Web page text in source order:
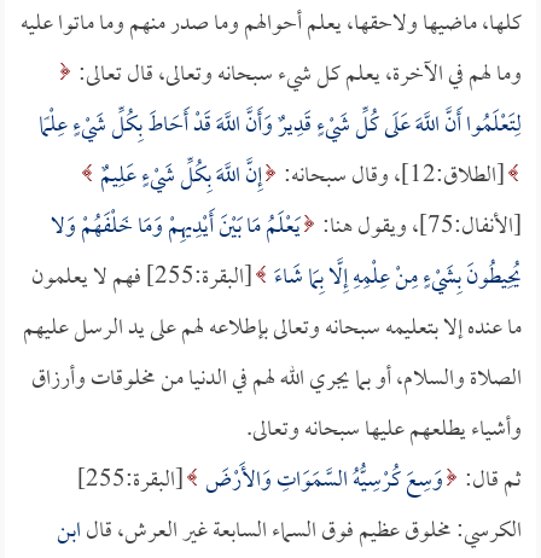
كلها، ماضيها ولاحقها، يعلم أحوالهم وما صدر منهم وما ماتوا عليه
وما لهم في الآخرة، يعلم كل شيء سبحانه وتعالى، قال تعالى:
لِتَعْلَمُوا أَنَّ اللَّهَ عَلَى كُلِّ شَيْءٍ قَدِيرٌ وَأَنَّ اللَّهَ قَدْ أَحَاطَ بِكُلِّ شَيْءٍ عِلْمًا
[الطلاق:12]، وقال سبحانه:
إِنَّ اللَّهَ بِكُلِّ شَيْءٍ عَلِيمٌ
[الأنفال:75]، ويقول هنا:
يَعْلَمُ مَا بَيْنَ أَيْدِيهِمْ وَمَا خَلْفَهُمْ وَلا
يُحِيطُونَ بِشَيْءٍ مِنْ عِلْمِهِ إِلَّا بِمَا شَاءَ
[البقرة:255] فهم لا يعلمون
ما عنده إلا بتعليمه سبحانه وتعالى بإطلاعه لهم على يد الرسل عليهم
الصلاة والسلام، أو بما يجري الله لهم في الدنيا من مخلوقات وأرزاق
وأشياء يطلعهم عليها سبحانه وتعالى.
ثم قال: وَسِعَ كُرْسِيُّهُ السَّمَوَاتِ وَالأَرْضَ
[البقرة:255]
الكرسي: مخلوق عظيم فوق السماء السابعة غير العرش، قالابن